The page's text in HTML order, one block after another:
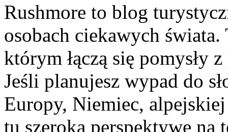
Rushmore to blog
osobach ciekawych
którym łączą się pomysły
Jeśli planujesz wypad do
Europy, Niemiec,
tu szeroką perspektywę